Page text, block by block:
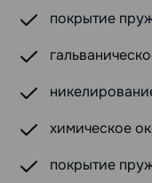
покрытие
химическое
покрытие